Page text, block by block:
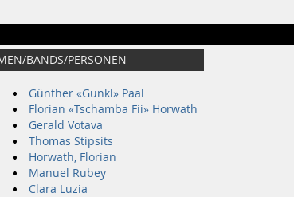
BANDS/PERSONEN
Günther «Gunkl» Paal
Florian «Tschamba Fii» Horwath
Gerald Votava
Thomas Stipsits
Horwath, Florian
Manuel Rubey
Clara Luzia